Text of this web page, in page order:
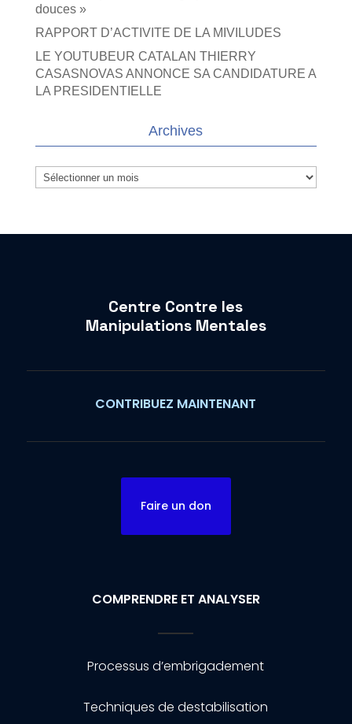
douces »
RAPPORT D’ACTIVITE DE LA MIVILUDES
LE YOUTUBEUR CATALAN THIERRY
CASASNOVAS ANNONCE SA CANDIDATURE A
LA PRESIDENTIELLE
Archives
Archives
Centre Contre les
Manipulations Mentales
CONTRIBUEZ MAINTENANT
Faire un don
COMPRENDRE ET ANALYSER
Processus d’embrigadement
Techniques de destabilisation